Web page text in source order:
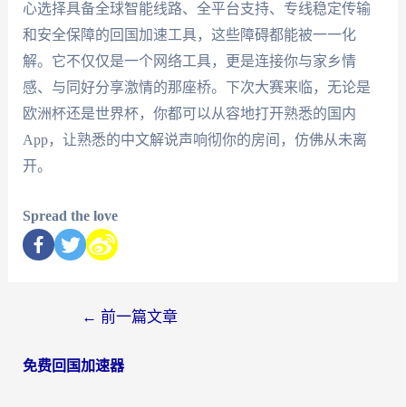
心选择具备全球智能线路、全平台支持、专线稳定传输
和安全保障的回国加速工具，这些障碍都能被一一化
解。它不仅仅是一个网络工具，更是连接你与家乡情
感、与同好分享激情的那座桥。下次大赛来临，无论是
欧洲杯还是世界杯，你都可以从容地打开熟悉的国内
App，让熟悉的中文解说声响彻你的房间，仿佛从未离
开。
Spread the love
← 前一篇文章
免费回国加速器